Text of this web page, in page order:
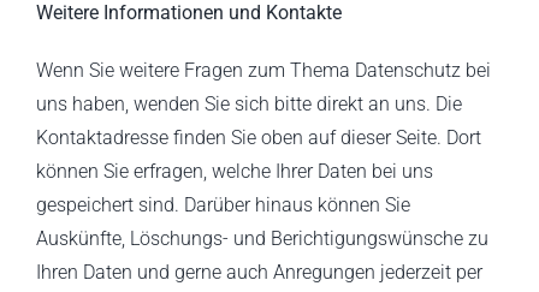
Weitere Informationen und Kontakte
Wenn Sie weitere Fragen zum Thema Datenschutz bei
uns haben, wenden Sie sich bitte direkt an uns. Die
Kontaktadresse finden Sie oben auf dieser Seite. Dort
können Sie erfragen, welche Ihrer Daten bei uns
gespeichert sind. Darüber hinaus können Sie
Auskünfte, Löschungs- und Berichtigungswünsche zu
Ihren Daten und gerne auch Anregungen jederzeit per